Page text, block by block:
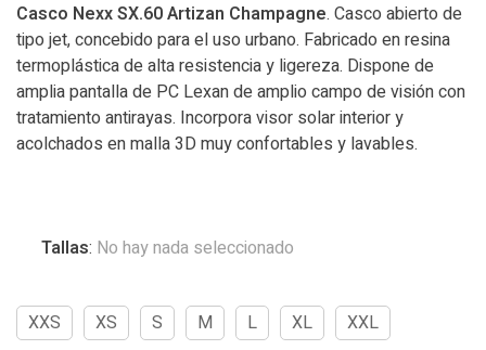
Casco Nexx SX.60 Artizan Champagne. Casco abierto de
tipo jet, concebido para el uso urbano. Fabricado en resina
termoplástica de alta resistencia y ligereza. Dispone de
amplia pantalla de PC Lexan de amplio campo de visión con
tratamiento antirayas. Incorpora visor solar interior y
acolchados en malla 3D muy confortables y lavables.
Tallas: No hay nada seleccionado
XXS XS S M L XL
XXL